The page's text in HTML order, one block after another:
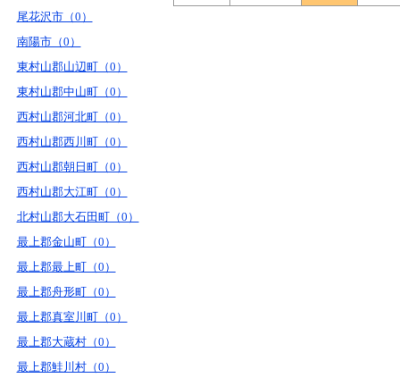
尾花沢市（0）
南陽市（0）
東村山郡山辺町（0）
東村山郡中山町（0）
西村山郡河北町（0）
西村山郡西川町（0）
西村山郡朝日町（0）
西村山郡大江町（0）
北村山郡大石田町（0）
最上郡金山町（0）
最上郡最上町（0）
最上郡舟形町（0）
最上郡真室川町（0）
最上郡大蔵村（0）
最上郡鮭川村（0）